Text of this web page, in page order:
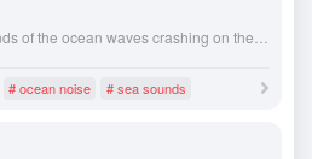
Relaxing sounds of the ocean waves crashing on the beach. Sounds of the sea for relaxing or studying.
# ocean noise # sea sounds